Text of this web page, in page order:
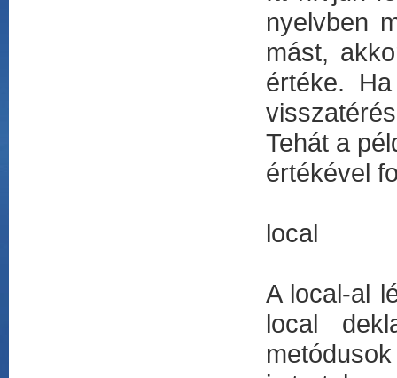
nyelvben
mást,
értéke.
Tehát a
értékével
local
A local-al
local